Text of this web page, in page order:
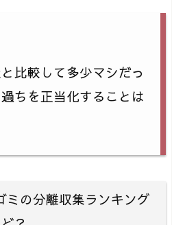
比較して多少マシだっ
ちを正当化することは
ミの分離収集ランキング